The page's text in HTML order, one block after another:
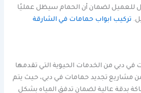
للعميل لضمان أن الحمام سيظل عمليًا
تركيب ابواب حمامات في الشارقة
دبي من الخدمات الحيوية التي تقدمها
مشاريع تجديد حمامات في دبي، حيث يتم
بدقة عالية لضمان تدفق المياه بشكل